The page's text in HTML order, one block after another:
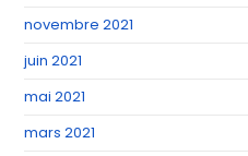
novembre 2021
juin 2021
mai 2021
mars 2021